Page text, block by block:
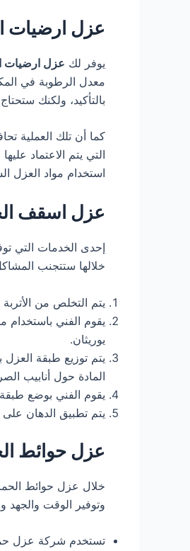
عزل ارضيات
يوفر لك عزل ارضيات
معدل الرطوبة في
بالتأكيد، ولكنك
كما أن تلك العملية
التي يتم الاعتماد
استخدام مواد العزل
عزل اسقف
إحدى الخدمات التي
خلالها ستتجنب
يتم التخلص من
يقوم الفني باستخدام
يوريثان.
يتم توزيع طبقة
المادة حول أنابيب
يقوم الفني بوضع
يتم تطبيق الدهان
عزل حوائط
خلال عزل حوائط
وتوفير الوقت والجهد
تستخدم شركة عزل